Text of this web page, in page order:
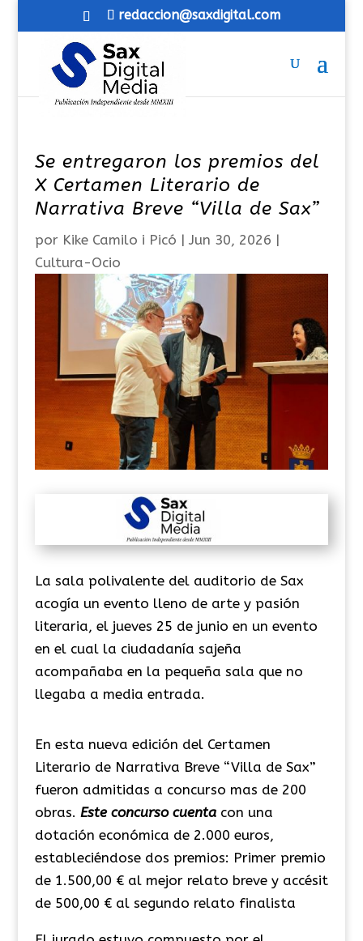
redaccion@saxdigital.com
Se entregaron los premios del
X Certamen Literario de
Narrativa Breve “Villa de Sax”
por Kike Camilo i Picó | Jun 30, 2026 |
Cultura-Ocio
La sala polivalente del auditorio de Sax
acogía un evento lleno de arte y pasión
literaria, el jueves 25 de junio en un evento
en el cual la ciudadanía sajeña
acompañaba en la pequeña sala que no
llegaba a media entrada.
En esta nueva edición del Certamen
Literario de Narrativa Breve “Villa de Sax”
fueron admitidas a concurso mas de 200
obras. Este concurso cuentacon una
dotación económica de 2.000 euros,
estableciéndose dos premios: Primer premio
de 1.500,00 € al mejor relato breve y accésit
de 500,00 € al segundo relato finalista